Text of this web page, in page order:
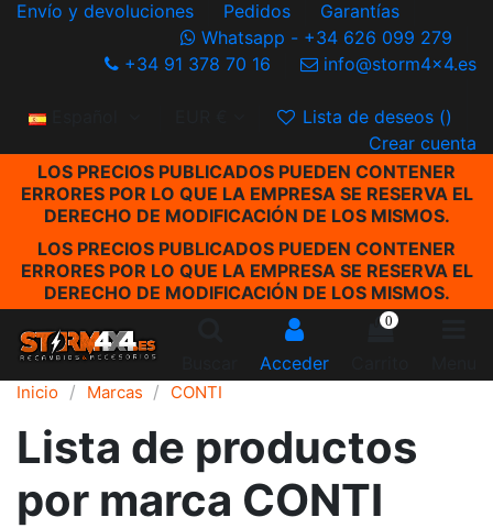
Envío y devoluciones Pedidos
Garantías
Whatsapp - +34 626 099 279
+34 91 378 70 16
info@storm4x4.es
Español Lista de deseos ()
Crear cuenta
LOS PRECIOS PUBLICADOS PUEDEN CONTENER
ERRORES POR LO QUE LA EMPRESA SE RESERVA EL
DERECHO DE MODIFICACIÓN DE LOS MISMOS.
LOS PRECIOS PUBLICADOS PUEDEN CONTENER
ERRORES POR LO QUE LA EMPRESA SE RESERVA EL
DERECHO DE MODIFICACIÓN DE LOS MISMOS.
Acceder
0
Inicio Marcas CONTI
Lista de productos
por marca CONTI